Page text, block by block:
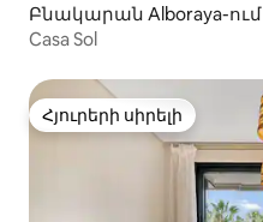
Բնակարան Alboraya-ում
Casa Sol
Հյուրերի սիրելի
Հյուրերի սիրելի